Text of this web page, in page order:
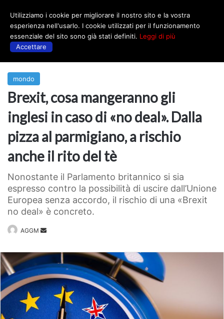
mondo
Brexit, cosa mangeranno gli
inglesi in caso di «no deal». Dalla
pizza al parmigiano, a rischio
anche il rito del tè
Nonostante il Parlamento britannico si sia
espresso contro la possibilità di uscire dall’Unione
Europea senza accordo, il rischio di una «Brexit
no deal» è concreto.
AGGM
Invia
Utilizziamo i cookie per migliorare il nostro sito e la vostra
esperienza nell'usarlo. I cookie utilizzati per il funzionamento
essenziale del sito sono già stati definiti. Leggi di più
Accettare